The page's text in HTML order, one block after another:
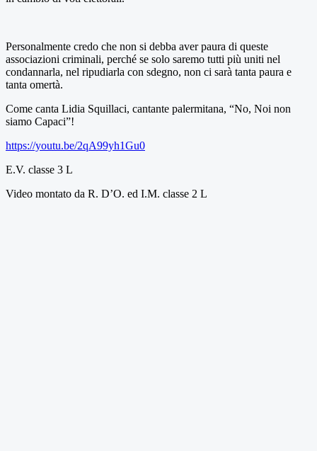
Personalmente credo che non si debba aver paura di queste
associazioni criminali, perché se solo saremo tutti più uniti nel
condannarla, nel ripudiarla con sdegno, non ci sarà tanta paura e
tanta omertà.
Come canta Lidia Squillaci, cantante palermitana, “No, Noi non
siamo Capaci”!
https://youtu.be/2qA99yh1Gu0
E.V. classe 3 L
Video montato da R. D’O. ed I.M. classe 2 L